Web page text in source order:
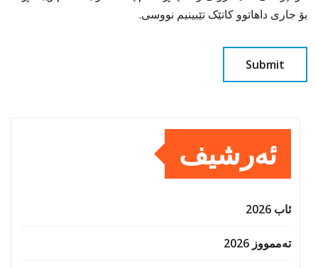
بۆ جاری داهاتوو کاتێک تێبینیم نووسی.
ئەرشیف
ئاب 2026
تەممووز 2026